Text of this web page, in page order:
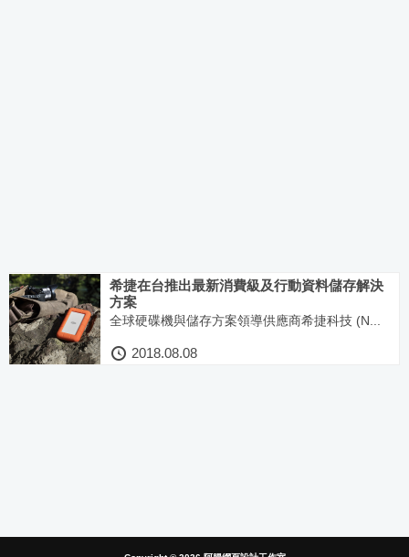
希捷在台推出最新消費級及行動資料儲存解決
方案
全球硬碟機與儲存方案領導供應商希捷科技 (N...
2018.08.08